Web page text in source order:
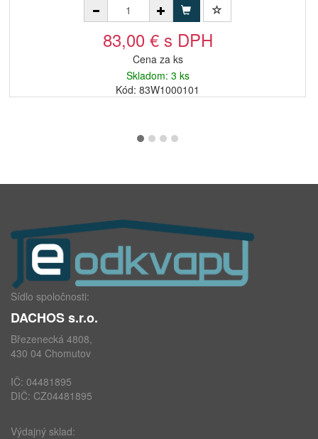
83,00 € s DPH
Cena za ks
Skladom: 3 ks
Kód: 83W1000101
Sídlo spoločnosti:
DACHOS s.r.o.
Březenecká 4808,
430 04 Chomutov
IČ: 04481895
DIČ: CZ04481895
Výdajný sklad: